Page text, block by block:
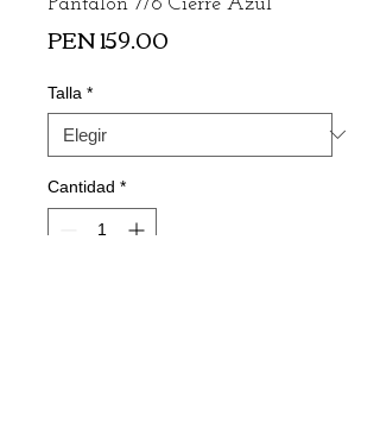
PEN 159.00
Talla *
Cantidad *